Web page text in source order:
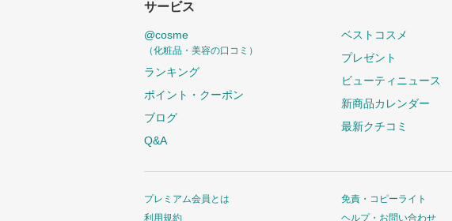
サービス
@cosme
（化粧品・美容の口コミ）
ランキング
ポイント・クーポン
ブログ
Q&A
ベストコスメ
プレゼント
ビューティニュース
新商品カレンダー
最新クチコミ
プレミアム会員とは
利用規約
免責・コピーライト
ヘルプ・お問い合わせ